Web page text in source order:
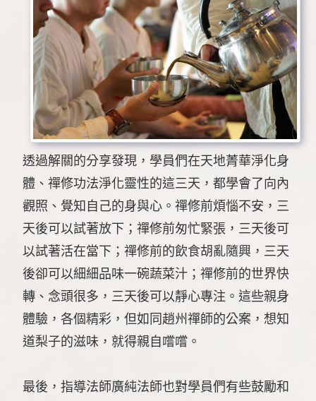
透過解關的分享發現，學員們在天地菁華淨化身
體、禪修功法淨化靈性的這三天，都學會了向內
觀照、覺知自己的身與心。禪修前煩惱不安，三
天後可以試著放下；禪修前匆忙緊張，三天後可
以試著活在當下；禪修前的飲食胡亂隨興，三天
後卻可以細細品味一碗蔬菜汁；禪修前的世界快
轉、念頭很多，三天後可以靜心專注。這些親身
體驗，各個精彩，但如同趙州禪師的公案，想知
道梨子的滋味，就得親自嚐嚐。
最後，指導法師廣純法師也對學員們有些鼓勵和